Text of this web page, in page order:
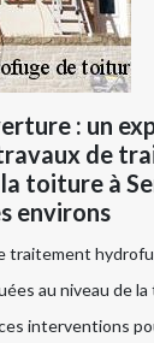
: un
de
toiture à
environs
traitement
au niveau de
interventions